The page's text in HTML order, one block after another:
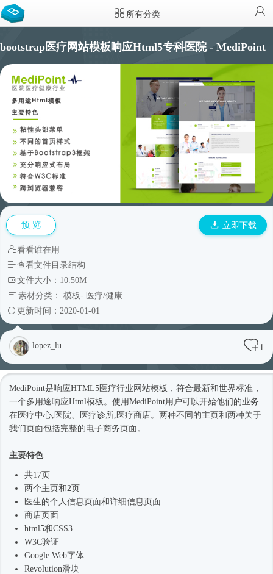
所有分类
bootstrap医疗网站模板响应Html5专科医院 - MediPoint
预 览 立即下载
看看谁在用
查看文件目录结构
文件大小：10.50M
素材分类： 模板- 医疗/健康
更新时间：2020-01-01
lopez_lu 1
MediPoint是响应HTML5医疗行业 网站模板 ，符合最新和世界标准，
一个多用途响应Html模板 。使用MediPoint用户可以开始他们的业务
在医疗中心,医院、医疗诊所,医疗商店。两种不同的主页和两种关于
我们页面包括完整的电子商务页面。
主要特色
共17页
两个主页和2页
医生的个人信息页面和详细信息页面
商店页面
html5和CSS3
W3C验证
Google Web字体
Revolution滑块